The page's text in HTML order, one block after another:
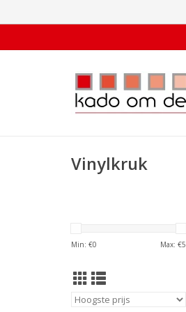
Vinylkruk
Min: €0 Max: €5